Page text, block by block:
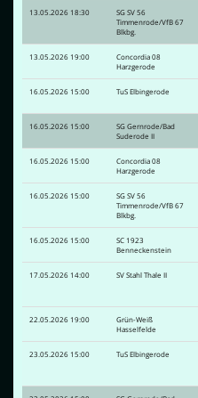
13.05.2026 18:30
SG SV 56
Timmenrode/VfB 67
Blkbg.
13.05.2026 19:00
Concordia 08
Harzgerode
16.05.2026 15:00 TuS Elbingerode
16.05.2026 15:00
SG Gernrode/Bad
Suderode II
16.05.2026 15:00
Concordia 08
Harzgerode
16.05.2026 15:00
SG SV 56
Timmenrode/VfB 67
Blkbg.
16.05.2026 15:00
SC 1923
Benneckenstein
17.05.2026 14:00 SV Stahl Thale II
22.05.2026 19:00
Grün-Weiß
Hasselfelde
23.05.2026 15:00 TuS Elbingerode